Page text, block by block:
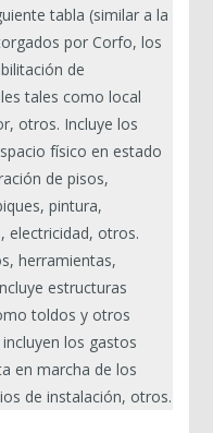
tabla (similar a la
por Corfo, los
de
tales como local
otros. Incluye los
físico en estado
de pisos,
pintura,
electricidad, otros.
herramientas,
estructuras
toldos y otros
los gastos
en marcha de los
de instalación, otros.